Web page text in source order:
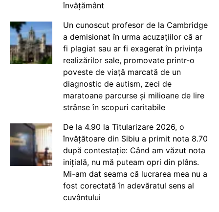
învățământ
Un cunoscut profesor de la Cambridge
a demisionat în urma acuzațiilor că ar
fi plagiat sau ar fi exagerat în privința
realizărilor sale, promovate printr-o
poveste de viață marcată de un
diagnostic de autism, zeci de
maratoane parcurse și milioane de lire
strânse în scopuri caritabile
De la 4.90 la Titularizare 2026, o
învățătoare din Sibiu a primit nota 8.70
după contestație: Când am văzut nota
inițială, nu mă puteam opri din plâns.
Mi-am dat seama că lucrarea mea nu a
fost corectată în adevăratul sens al
cuvântului